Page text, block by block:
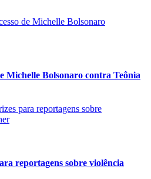
Michelle Bolsonaro contra Teônia
reportagens sobre violência